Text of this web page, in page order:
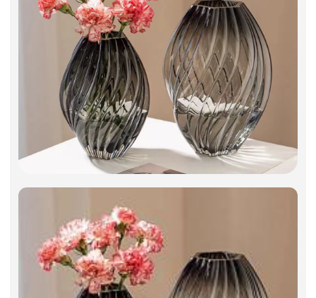
Фоамиран
Игрушки мягкие
Изделия из металла